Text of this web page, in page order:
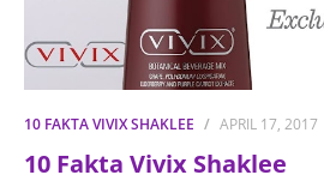
10 FAKTA VIVIX SHAKLEE APRIL 17, 2017
10 Fakta Vivix Shaklee